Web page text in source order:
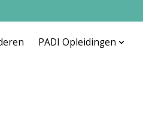
PADI Opleidingen